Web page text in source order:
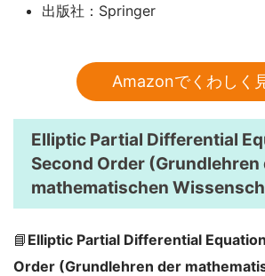
出版社：Springer
Amazonでくわしく
Elliptic Partial Differential
Second Order (Grundlehren
mathematischen
📘 Elliptic Partial Differential
Order (Grundlehren der